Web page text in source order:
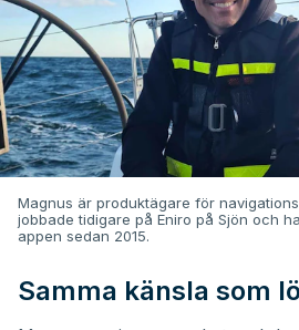
Magnus är produktägare för
jobbade tidigare på Eniro på Sjön och
appen sedan 2015.
Samma känsla som